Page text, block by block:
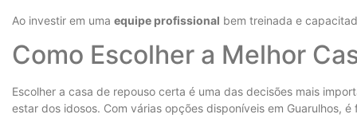
Ao investir em uma equipe profissional bem treinada e
Como Escolher a Melhor
Escolher a casa de repouso certa é uma das decisões mais
estar dos idosos. Com várias opções disponíveis em Guarulhos,